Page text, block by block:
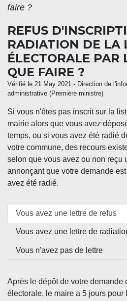
faire ?
REFUS
RADIATION DE LA
ÉLECTORALE PAR
QUE FAIRE ?
Vérifié le 21 May 2021 - Direction de
administrative (Première ministre)
Si vous n'êtes pas inscrit sur la
mairie alors que vous avez
temps, ou si vous avez été radié
votre commune, des recours
selon que vous avez ou non reçu
annonçant que votre demande
avez été radié.
Vous avez une lettre de refus
Vous avez une lettre de
Vous n'avez pas de lettre
Après le dépôt de votre demande
électorale, le maire a 5 jours pour